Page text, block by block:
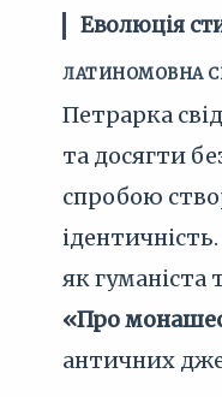
Еволюція
ЛАТИНОМОВНА
Петрарка
та досягти
спробою
як гуманіста
«Про
античних